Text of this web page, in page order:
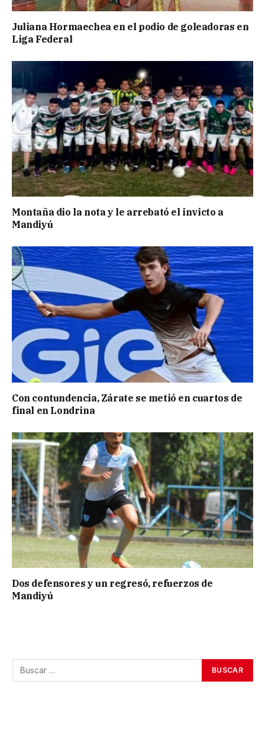
Juliana Hormaechea en el podio de goleadoras en
Liga Federal
Montaña dio la nota y le arrebató el invicto a
Mandiyú
Con contundencia, Zárate se metió en cuartos de
final en Londrina
Dos defensores y un regresó, refuerzos de
Mandiyú